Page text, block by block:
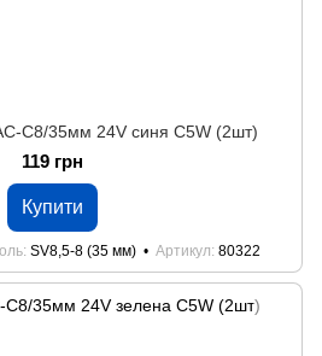
C8/35мм 24V синя C5W (2шт)
119 грн
Купити
SV8,5-8 (35 мм) Артикул 80322